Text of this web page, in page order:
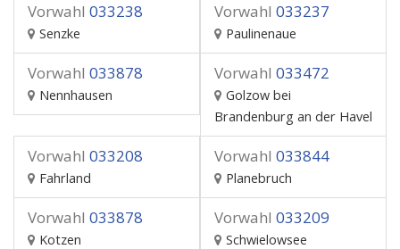
Vorwahl 033238
Senzke
Vorwahl 033237
Paulinenaue
Vorwahl 033878
Nennhausen
Vorwahl 033472
Golzow bei
Brandenburg an der Havel
Vorwahl 033208
Fahrland
Vorwahl 033844
Planebruch
Vorwahl 033878
Kotzen
Vorwahl 033209
Schwielowsee